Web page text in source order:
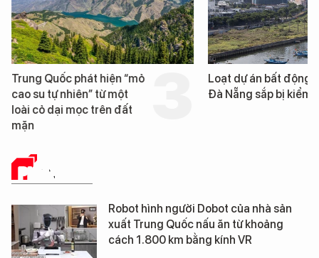
Trung Quốc phát hiện “mỏ
cao su tự nhiên” từ một
loài cỏ dại mọc trên đất
mặn
Loạt dự án bất động
Đà Nẵng sắp bị kiểm
PHÂN TÍCH
Robot hình người Dobot của nhà sản
xuất Trung Quốc nấu ăn từ khoảng
cách 1.800 km bằng kính VR